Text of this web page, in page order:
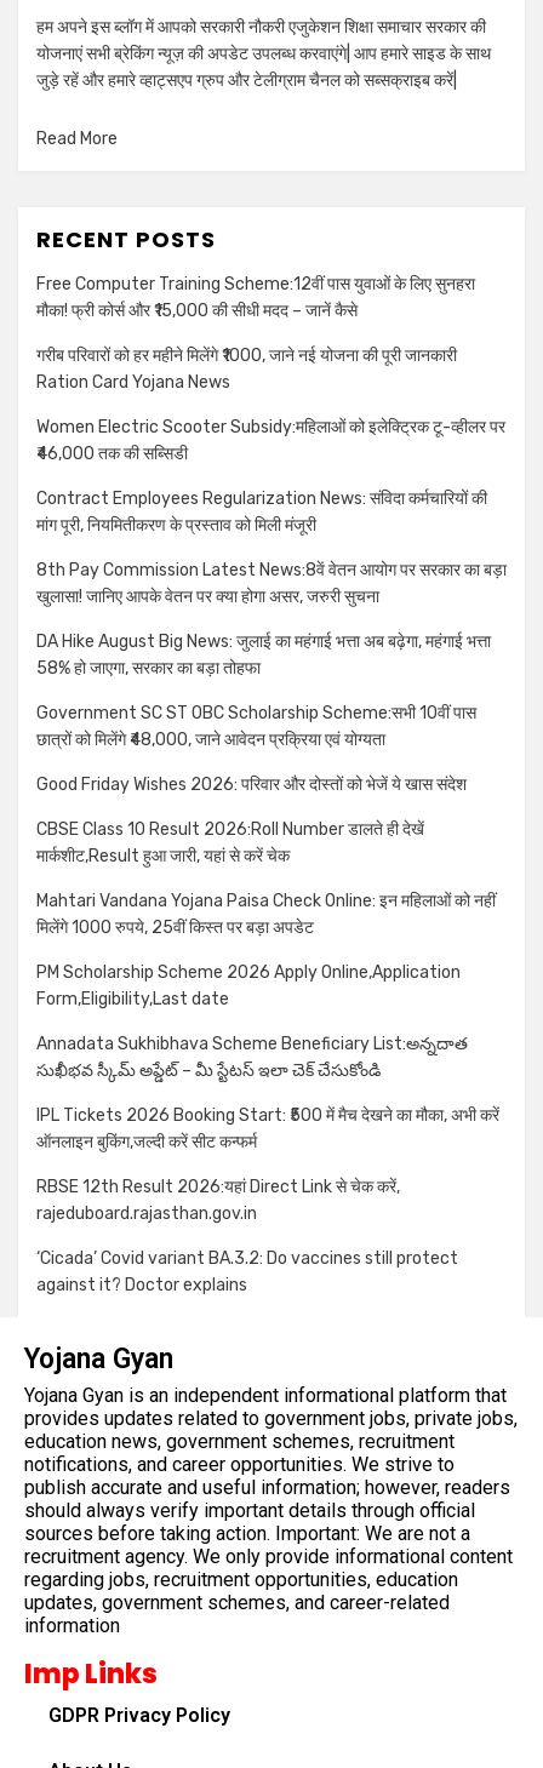
हम अपने इस ब्लॉग में आपको सरकारी नौकरी एजुकेशन शिक्षा समाचार सरकार की
योजनाएं सभी ब्रेकिंग न्यूज़ की अपडेट उपलब्ध करवाएंगे| आप हमारे साइड के साथ
जुड़े रहें और हमारे व्हाट्सएप ग्रुप और टेलीग्राम चैनल को सब्सक्राइब करें|
Read More
RECENT POSTS
Free Computer Training Scheme:12वीं पास युवाओं के लिए सुनहरा
मौका! फ्री कोर्स और ₹15,000 की सीधी मदद – जानें कैसे
गरीब परिवारों को हर महीने मिलेंगे ₹1000, जाने नई योजना की पूरी जानकारी
Ration Card Yojana News
Women Electric Scooter Subsidy:महिलाओं को इलेक्ट्रिक टू-व्हीलर पर
₹46,000 तक की सब्सिडी
Contract Employees Regularization News: संविदा कर्मचारियों की
मांग पूरी, नियमितीकरण के प्रस्ताव को मिली मंजूरी
8th Pay Commission Latest News:8वें वेतन आयोग पर सरकार का बड़ा
खुलासा! जानिए आपके वेतन पर क्या होगा असर, जरुरी सुचना
DA Hike August Big News: जुलाई का महंगाई भत्ता अब बढ़ेगा, महंगाई भत्ता
58% हो जाएगा, सरकार का बड़ा तोहफा
Government SC ST OBC Scholarship Scheme:सभी 10वीं पास
छात्रों को मिलेंगे ₹48,000, जाने आवेदन प्रक्रिया एवं योग्यता
Good Friday Wishes 2026: परिवार और दोस्तों को भेजें ये खास संदेश
CBSE Class 10 Result 2026:Roll Number डालते ही देखें
मार्कशीट,Result हुआ जारी, यहां से करें चेक
Mahtari Vandana Yojana Paisa Check Online: इन महिलाओं को नहीं
मिलेंगे 1000 रुपये, 25वीं किस्त पर बड़ा अपडेट
PM Scholarship Scheme 2026 Apply Online,Application
Form,Eligibility,Last date
Annadata Sukhibhava Scheme Beneficiary List:అన్నదాత
సుఖీభవ స్కీమ్ అప్డేట్ – మీ స్టేటస్ ఇలా చెక్ చేసుకోండి
IPL Tickets 2026 Booking Start: ₹500 में मैच देखने का मौका, अभी करें
ऑनलाइन बुकिंग,जल्दी करें सीट कन्फर्म
RBSE 12th Result 2026:यहां Direct Link से चेक करें,
rajeduboard.rajasthan.gov.in
‘Cicada’ Covid variant BA.3.2: Do vaccines still protect
against it? Doctor explains
Yojana Gyan
Yojana Gyan is an independent informational platform that
provides updates related to government jobs, private jobs,
education news, government schemes, recruitment
notifications, and career opportunities. We strive to
publish accurate and useful information; however, readers
should always verify important details through official
sources before taking action. Important: We are not a
recruitment agency. We only provide informational content
regarding jobs, recruitment opportunities, education
updates, government schemes, and career-related
information
Imp Links
GDPR Privacy Policy